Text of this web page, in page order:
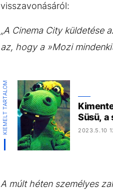
visszavonásáról:
„A Cinema City küldetése
az, hogy a »Mozi
KIEMELT TARTALOM
Süsü, a
2023.5.10
A múlt héten személyes